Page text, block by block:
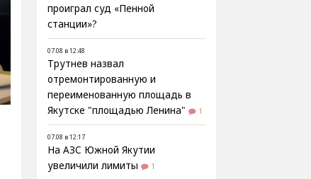
проиграл суд «Пенной
станции»?
07.08 в 12:48
Трутнев назвал
отремонтированную и
переименованную площадь в
Якутске "площадью Ленина"
1
07.08 в 12:17
На АЗС Южной Якутии
увеличили лимиты
1